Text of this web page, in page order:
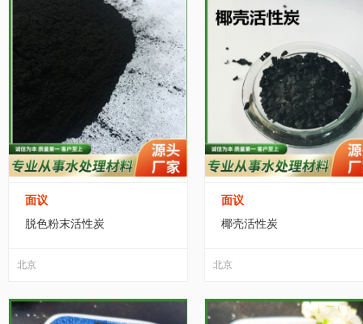
面议
脱色粉末活性炭
北京
面议
椰壳活性炭
北京